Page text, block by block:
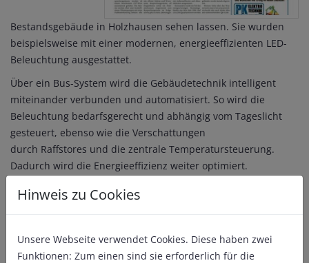
Bestandsgebäude in Holzhausen sehen lassen. Sie wurden
beispielsweise mit einer modernen, energieeffizienten LED-
Beleuchtung ausgestattet.
Über ein Bus-System wird die Gebäudetechnik intelligent
miteinander verbunden und automatisiert. So wird die
Beleuchtung bedarfsgerecht und abhängig vom Tageslicht
gesteuert, ebenso wie die Verschattungen
durch Raffstores und die zentrale Temperatursteuerung.
Dadurch wird die Energieeffizienz weiter optimiert.
Hinweis zu Cookies
Unsere Webseite verwendet Cookies. Diese haben zwei
Funktionen: Zum einen sind sie erforderlich für die